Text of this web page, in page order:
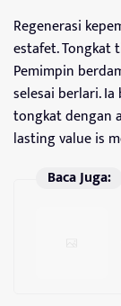
Regenerasi
estafet. Tongkat
Pemimpin
selesai berlari.
tongkat dengan
lasting value is
Baca Juga: